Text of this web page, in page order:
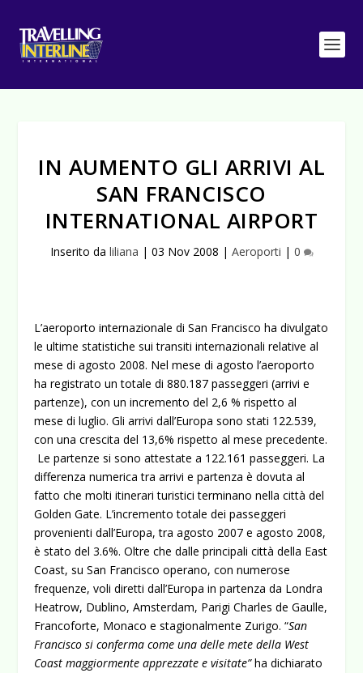
IN AUMENTO GLI ARRIVI AL
SAN FRANCISCO
INTERNATIONAL AIRPORT
Inserito da liliana | 03 Nov 2008 | Aeroporti | 0
L’aeroporto internazionale di San Francisco ha divulgato
le ultime statistiche sui transiti internazionali relative al
mese di agosto 2008. Nel mese di agosto l’aeroporto
ha registrato un totale di 880.187 passeggeri (arrivi e
partenze), con un incremento del 2,6 % rispetto al
mese di luglio.Gli arrivi dall’Europa sono stati 122.539,
con una crescita del 13,6% rispetto al mese precedente.
Le partenze si sono attestate a 122.161 passeggeri. La
differenza numerica tra arrivi e partenza è dovuta al
fatto che molti itinerari turistici terminano nella città del
Golden Gate. L’incremento totale dei passeggeri
provenienti dall’Europa, tra agosto 2007 e agosto 2008,
è stato del 3.6%. Oltre che dalle principali città della East
Coast, su San Francisco operano, con numerose
frequenze, voli diretti dall’Europa in partenza da Londra
Heatrow, Dublino, Amsterdam, Parigi Charles de Gaulle,
Francoforte, Monaco e stagionalmente Zurigo. “San
Francisco si conferma come una delle mete della West
Coast maggiormente apprezzate e visitate”ha dichiarato